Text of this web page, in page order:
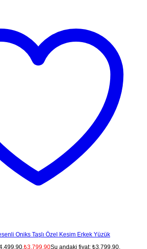
Oniks Taşlı Özel Kesim Erkek Yüzük
₺3,799.90Şu andaki fiyat: ₺3,799.90.